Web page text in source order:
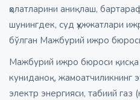
ҳолатларини аниқлаш,
шунингдек, суд ҳужжатлари
бўлган Мажбурий ижро
Мажбурий ижро бюроси қисқа
куниданоқ, жамоатчиликнинг
электр энергияси, табиий